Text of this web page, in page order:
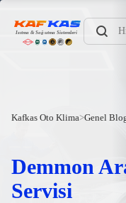
Products
search
Kafkas Oto Klima>Genel
Demmon
Servisi